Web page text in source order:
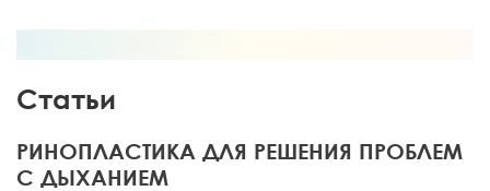
Статьи
РИНОПЛАСТИКА ДЛЯ РЕШЕНИЯ ПРОБЛЕМ
С ДЫХАНИЕМ